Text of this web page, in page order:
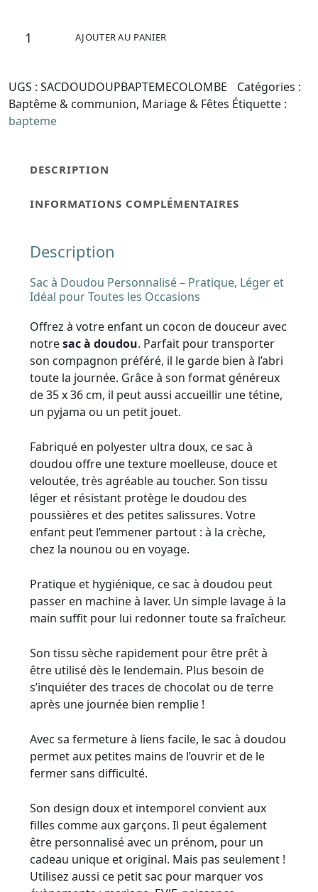
à
doudou
personnalisable
-
AJOUTER AU PANIER
UGS : SACDOUDOUPBAPTEMECOLOMBE
Catégories :
Baptême & communion, Mariage & Fêtes Étiquette :
bapteme
DESCRIPTION
INFORMATIONS COMPLÉMENTAIRES
Description
Sac à Doudou Personnalisé – Pratique, Léger et
Idéal pour Toutes les Occasions
Offrez à votre enfant un cocon de douceur avec
notresac à doudou. Parfait pour transporter
son compagnon préféré, il le garde bien à l’abri
toute la journée. Grâce à son format généreux
de 35 x 36 cm, il peut aussi accueillir une tétine,
un pyjama ou un petit jouet.
Fabriqué en polyester ultra doux, ce sac à
doudou offre une texture moelleuse, douce et
veloutée, très agréable au toucher. Son tissu
léger et résistant protège le doudou des
poussières et des petites salissures. Votre
enfant peut l’emmener partout : à la crèche,
chez la nounou ou en voyage.
Pratique et hygiénique, ce sac à doudou peut
passer en machine à laver. Un simple lavage à la
main suffit pour lui redonner toute sa fraîcheur.
Son tissu sèche rapidement pour être prêt à
être utilisé dès le lendemain. Plus besoin de
s’inquiéter des traces de chocolat ou de terre
après une journée bien remplie !
Avec sa fermeture à liens facile, le sac à doudou
permet aux petites mains de l’ouvrir et de le
fermer sans difficulté.
Son design doux et intemporel convient aux
filles comme aux garçons. Il peut également
être personnalisé avec un prénom, pour un
cadeau unique et original. Mais pas seulement !
Utilisez aussi ce petit sac pour marquer vos